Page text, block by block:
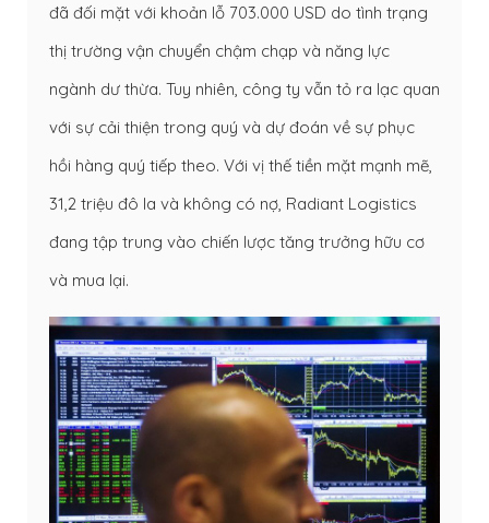
đã đối mặt với khoản lỗ 703.000 USD do tình trạng
thị trường vận chuyển chậm chạp và năng lực
ngành dư thừa. Tuy nhiên, công ty vẫn tỏ ra lạc quan
với sự cải thiện trong quý và dự đoán về sự phục
hồi hàng quý tiếp theo. Với vị thế tiền mặt mạnh mẽ,
31,2 triệu đô la và không có nợ, Radiant Logistics
đang tập trung vào chiến lược tăng trưởng hữu cơ
và mua lại.